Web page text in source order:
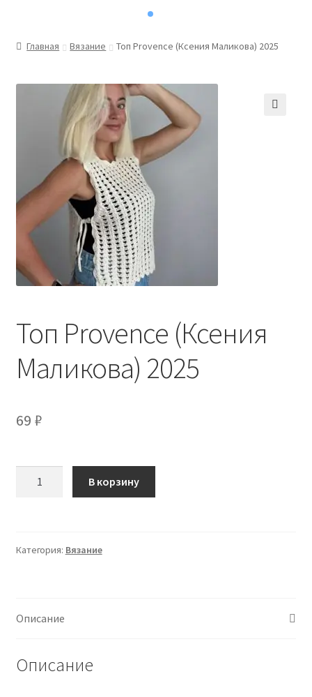
Главная Вязание Топ Provence (Ксения Маликова) 2025
Топ Provence (Ксения
Маликова) 2025
69 ₽
(Ксения
В корзину
Категория: Вязание
Описание
Описание